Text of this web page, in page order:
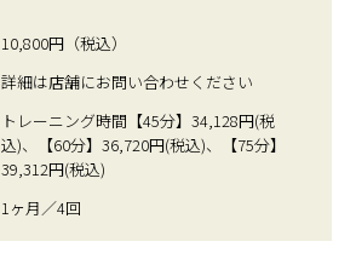
10,800円（税込）
詳細は店舗にお問い合わせください
トレーニング時間【45分】34,128円(税
込)、【60分】36,720円(税込)、【75分】
39,312円(税込)
1ヶ月／4回